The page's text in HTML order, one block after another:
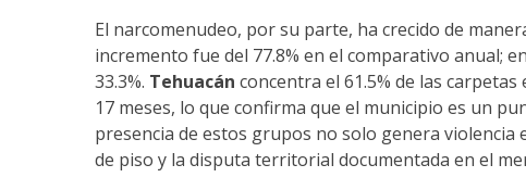
El narcomenudeo, por su parte, ha crecido de
incremento fue del 77.8% en el comparativo anual; en
33.3%. Tehuacán concentra el 61.5% de las
17 meses, lo que confirma que el municipio es un
presencia de estos grupos no solo genera
de piso y la disputa territorial documentada en el